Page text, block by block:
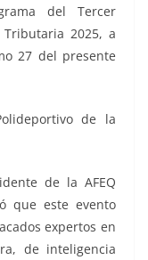
del Tercer
2025, a
27 del presente
de la
de la AFEQ
que este evento
expertos en
de inteligencia